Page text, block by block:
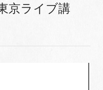
京ライブ講